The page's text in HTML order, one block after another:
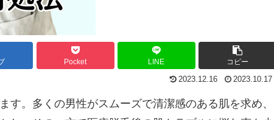
Pocket LINE コピー
2023.12.16 2023.10.17
す。多くの男性がスムーズで清潔感のある肌を求め、